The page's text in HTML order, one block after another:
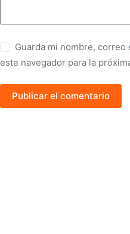
Guarda mi nombre,
este navegador para la
Publicar el comentario